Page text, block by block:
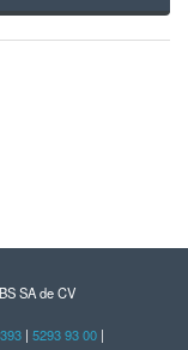
SA de CV
| 5293 93 00|